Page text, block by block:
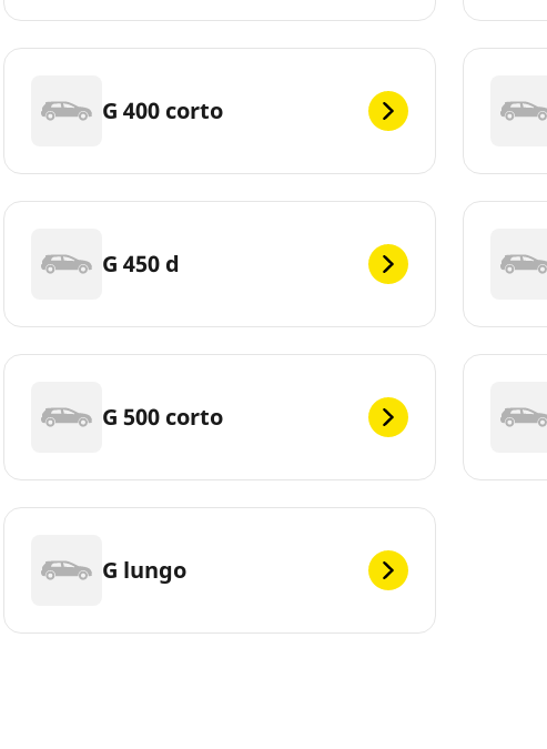
G 400 corto
G 450 d
G 500 corto
G lungo